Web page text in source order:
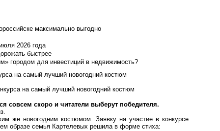
максимально выгодно
2026 года
быстрее
городом для инвестиций в недвижимость?
на самый лучший новогодний костюм
совсем скоро и читатели выберут победителя.
же новогодним костюмом. Заявку на участие в конкурсе
образе семья Картелевых решила в форме стиха: